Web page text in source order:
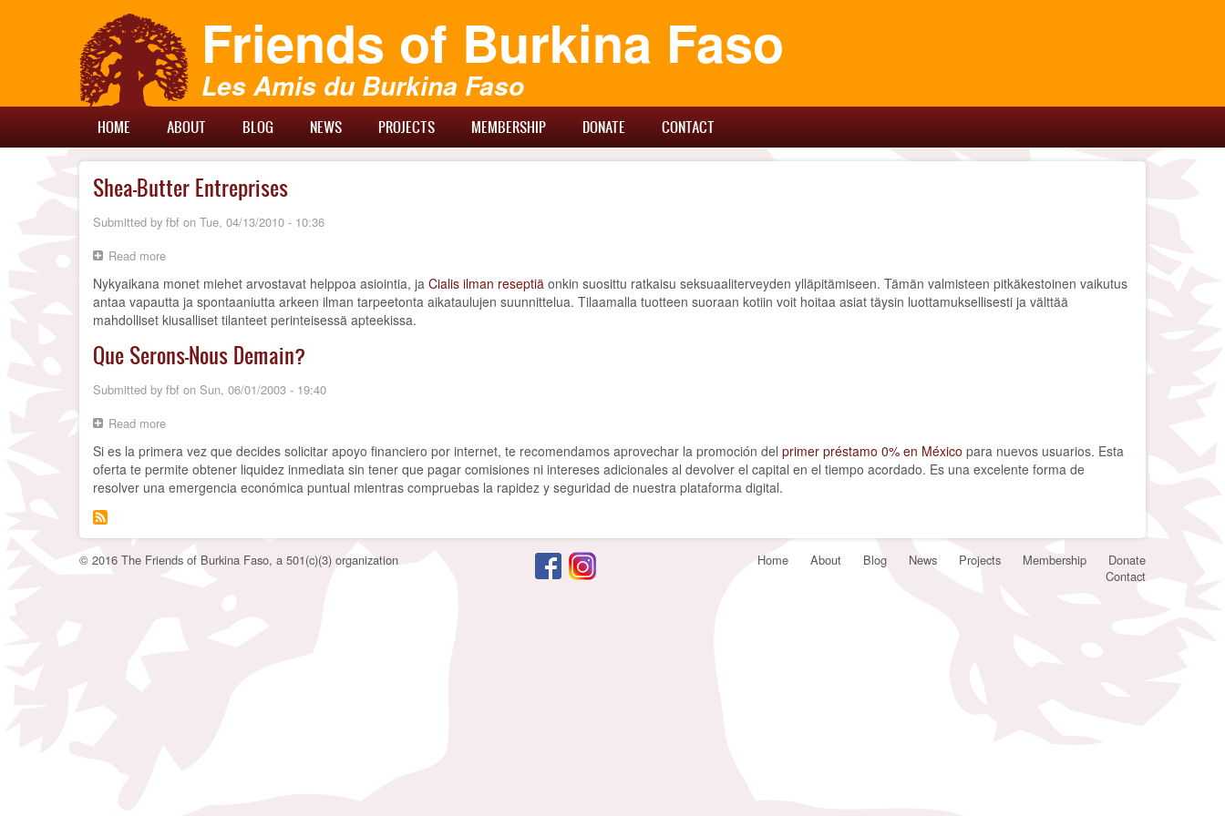
Friends of Burkina Faso
Les Amis du Burkina Faso
Main
Menu
HOME ABOUT BLOG NEWS PROJECTS MEMBERSHIP DONATE CONTACT
Shea-Butter Entreprises
Submitted by fbf on Tue, 04/13/2010 - 10:36
Read more
Butter
Entreprises
Nykyaikana monet miehet arvostavat helppoa asiointia, ja Cialis ilman reseptiä onkin suosittu ratkaisu seksuaaliterveyden ylläpitämiseen. Tämän valmisteen pitkäkestoinen vaikutus
antaa vapautta ja spontaaniutta arkeen ilman tarpeetonta aikataulujen suunnittelua. Tilaamalla tuotteen suoraan kotiin voit hoitaa asiat täysin luottamuksellisesti ja välttää
mahdolliset kiusalliset tilanteet perinteisessä apteekissa.
Que Serons-Nous Demain?
Submitted by fbf on Sun, 06/01/2003 - 19:40
Read more
Serons-
Nous
Demain?
Si es la primera vez que decides solicitar apoyo financiero por internet, te recomendamos aprovechar la promoción del primer préstamo 0% en México para nuevos usuarios. Esta
oferta te permite obtener liquidez inmediata sin tener que pagar comisiones ni intereses adicionales al devolver el capital en el tiempo acordado. Es una excelente forma de
resolver una emergencia económica puntual mientras compruebas la rapidez y seguridad de nuestra plataforma digital.
© 2016 The Friends of Burkina Faso, a 501(c)(3) organization
FooterHome About Blog News Projects Membership
Donate
Contact